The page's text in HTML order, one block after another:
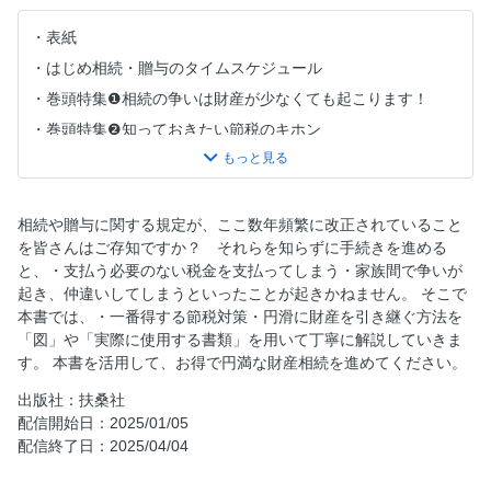
表紙
はじめ相続・贈与のタイムスケジュール
巻頭特集❶相続の争いは財産が少なくても起こります！
巻頭特集❷知っておきたい節税のキホン
巻頭特集❸今からできる贈与の方法
Part.1 相続の基本
Part.2 相続財産の評価
Part.3 円満相続のための生前対策
Part.4 遺言書の基本
Part.5 相続税の納付
Part.6 贈与の基本
困ったときに頼りたい専門家・ウェブサイト
相続税計算早見表
相続や贈与に関する規定が、ここ数年頻繁に改正されていること
を皆さんはご存知ですか？ それらを知らずに手続きを進める
と、・支払う必要のない税金を支払ってしまう・家族間で争いが
起き、仲違いしてしまうといったことが起きかねません。 そこで
本書では、・一番得する節税対策・円滑に財産を引き継ぐ方法を
「図」や「実際に使用する書類」を用いて丁寧に解説していきま
す。 本書を活用して、お得で円満な財産相続を進めてください。
出版社：扶桑社
配信開始日：2025/01/05
配信終了日：2025/04/04